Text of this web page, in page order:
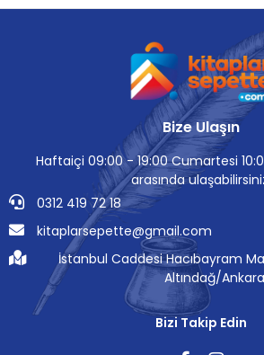
Bize Ulaşın
Haftaiçi 09:00 - 19:00 Cumartesi
arasında
0312 419 72 18
kitaplarsepette@gmail.com
İstanbul Caddesi Hacıbayram
Altındağ/Ankara
Bizi Takip Edin